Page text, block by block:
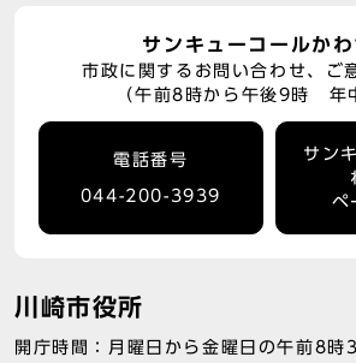
サンキューコールかわ
市政に関するお問い合わせ、ご
（午前8時から午後9時 年
電話番号
044-200-3939
サン
ペ
川崎市役所
開庁時間：月曜日から金曜日の午前8時